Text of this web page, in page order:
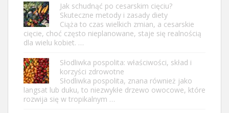
Jak schudnąć po cesarskim cięciu?
Skuteczne metody i zasady diety
Ciąża to czas wielkich zmian, a cesarskie
cięcie, choć często nieplanowane, staje się realnością
dla wielu kobiet. …
Słodliwka pospolita: właściwości, skład i
korzyści zdrowotne
Słodliwka pospolita, znana również jako
langsat lub duku, to niezwykłe drzewo owocowe, które
rozwija się w tropikalnym …